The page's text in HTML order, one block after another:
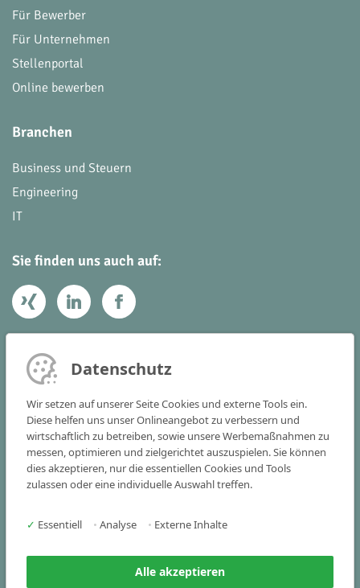
Für Bewerber
Für Unternehmen
Stellenportal
Online bewerben
Branchen
Business und Steuern
Engineering
IT
Sie finden uns auch auf:
Ihr Kontakt zu uns
Vogelstraße 22 - 24
91301 Forchheim
Tel+49 9191 341515-0
info(at)victoria-consulting.de
Datenschutz
Wir setzen auf unserer Seite Cookies und externe Tools ein.
Diese helfen uns unser Onlineangebot zu verbessern und
wirtschaftlich zu betreiben, sowie unsere Werbemaßnahmen zu
messen, optimieren und zielgerichtet auszuspielen. Sie können
dies akzeptieren, nur die essentiellen Cookies und Tools
zulassen oder eine individuelle Auswahl treffen.
✓ Essentiell • Analyse • Externe Inhalte
Alle akzeptieren